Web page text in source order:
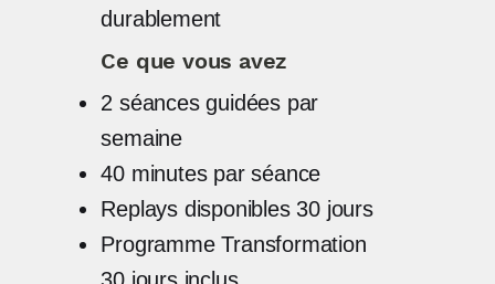
durablement
Ce que vous avez
2 séances guidées par
semaine
40 minutes par séance
Replays disponibles 30 jours
Programme Transformation